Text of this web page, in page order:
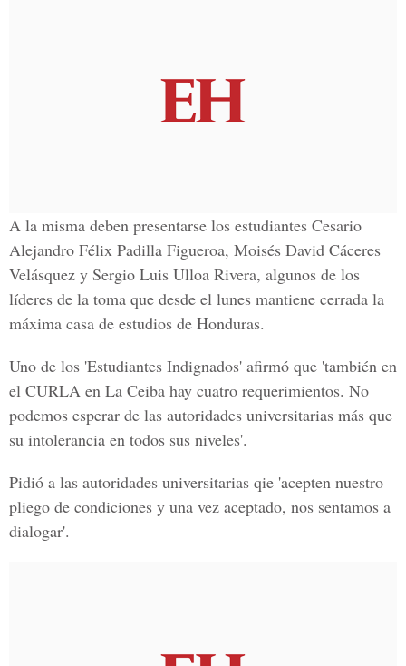
A la misma deben presentarse los estudiantes Cesario
Alejandro Félix Padilla Figueroa, Moisés David Cáceres
Velásquez y Sergio Luis Ulloa Rivera, algunos de los
líderes de la toma que desde el lunes mantiene cerrada la
máxima casa de estudios de Honduras.
Uno de los 'Estudiantes Indignados' afirmó que 'también en
el CURLA en La Ceiba hay cuatro requerimientos. No
podemos esperar de las autoridades universitarias más que
su intolerancia en todos sus niveles'.
Pidió a las autoridades universitarias qie 'acepten nuestro
pliego de condiciones y una vez aceptado, nos sentamos a
dialogar'.